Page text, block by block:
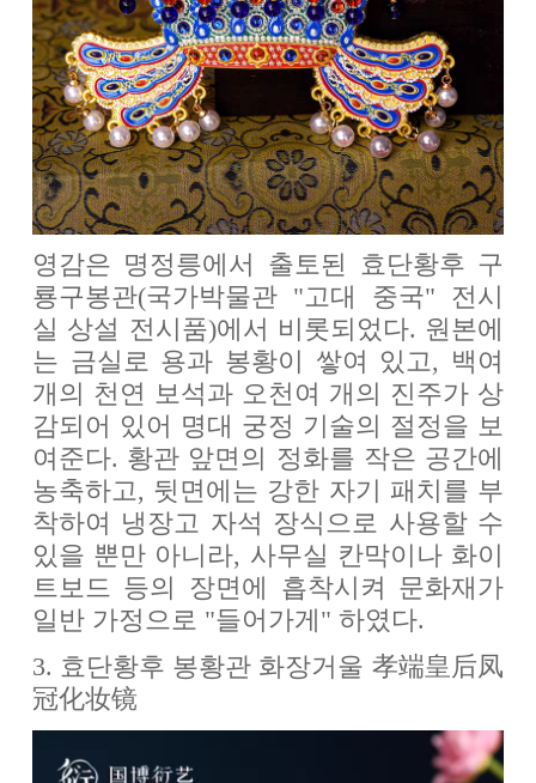
영감은 명정릉에서 출토된 효단황후 구
룡구봉관(국가박물관 "고대 중국" 전시
실 상설 전시품)에서 비롯되었다. 원본에
는 금실로 용과 봉황이 쌓여 있고, 백여
개의 천연 보석과 오천여 개의 진주가 상
감되어 있어 명대 궁정 기술의 절정을 보
여준다. 황관 앞면의 정화를 작은 공간에
농축하고, 뒷면에는 강한 자기 패치를 부
착하여 냉장고 자석 장식으로 사용할 수
있을 뿐만 아니라, 사무실 칸막이나 화이
트보드 등의 장면에 흡착시켜 문화재가
일반 가정으로 "들어가게" 하였다.
3. 효단황후 봉황관 화장거울 孝端皇后凤
冠化妆镜